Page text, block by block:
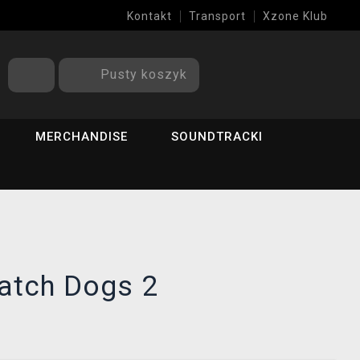
Kontakt Transport Xzone Klub
Pusty koszyk
MERCHANDISE SOUNDTRACKI
Dogs 2